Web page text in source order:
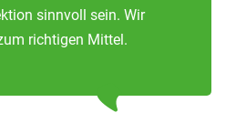
sinnvoll sein. Wir
richtigen Mittel.